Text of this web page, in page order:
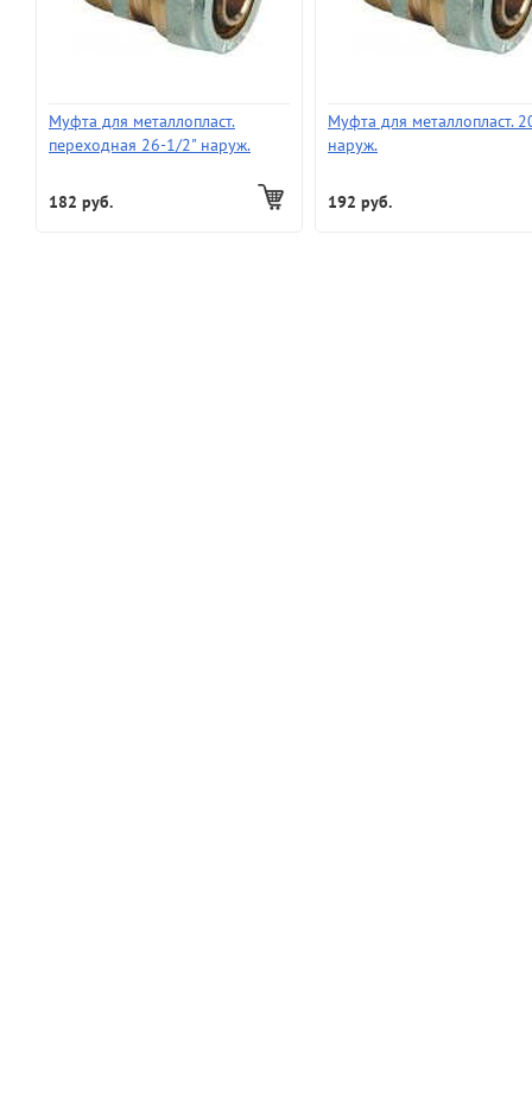
Муфта для металлопласт.
переходная 26-1/2" наруж.
182 руб.
Муфта для металлопласт.
наруж.
192 руб.